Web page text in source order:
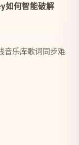
如何智能破解